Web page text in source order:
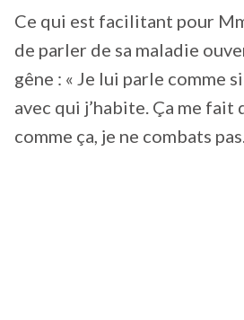
Ce qui est facilitant pour
de parler de sa maladie
gêne : « Je lui parle comme
avec qui j’habite. Ça me fait
comme ça, je ne combats